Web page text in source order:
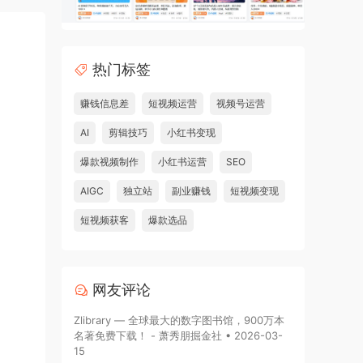
热门标签
赚钱信息差 短视频运营 视频号运营
AI 剪辑技巧 小红书变现
爆款视频制作 小红书运营 SEO
AIGC 独立站 副业赚钱 短视频变现
短视频获客 爆款选品
网友评论
Zlibrary — 全球最大的数字图书馆，900万本
名著免费下载！ - 萧秀朋掘金社 • 2026-03-
15